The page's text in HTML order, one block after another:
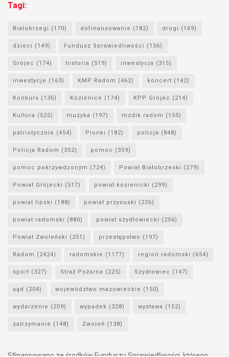
Tagi:
Białobrzegi (170) dofinansowanie (182) drogi (169)
dzieci (149) Fundusz Sprawiedliwości (156)
Grójec (174) historia (519) inwestycja (315)
inwestycje (163) KMP Radom (462) koncert (142)
Konkurs (136) Kozienice (174) KPP Grójec (214)
Kultura (525) muzyka (197) mzdik radom (155)
patriotycznie (454) Pionki (182) policja (848)
Policja Radom (352) pomoc (359)
pomoc pokrzywdzonym (724) Powiat Białobrzeski (279)
Powiat Grójecki (517) powiat kozienicki (299)
powiat lipski (188) powiat przysuski (226)
powiat radomski (880) powiat szydłowiecki (256)
Powiat Zwoleński (251) przestępstwo (197)
Radom (2424) radomskie (1177) region radomski (654)
sport (327) Straż Pożarna (225) Szydłowiec (147)
sąd (204) województwo mazowieckie (150)
wydarzenie (209) wypadek (328) wystawa (152)
zatrzymanie (148) Zwoleń (138)